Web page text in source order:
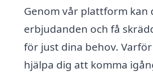
Genom vår plattform kan
erbjudanden och få
för just dina behov.
hjälpa dig att komma